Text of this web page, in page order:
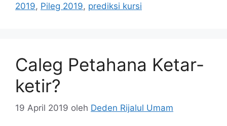
2019, Pileg 2019, prediksi kursi
Caleg Petahana Ketar-
ketir?
19 April 2019 oleh Deden Rijalul Umam